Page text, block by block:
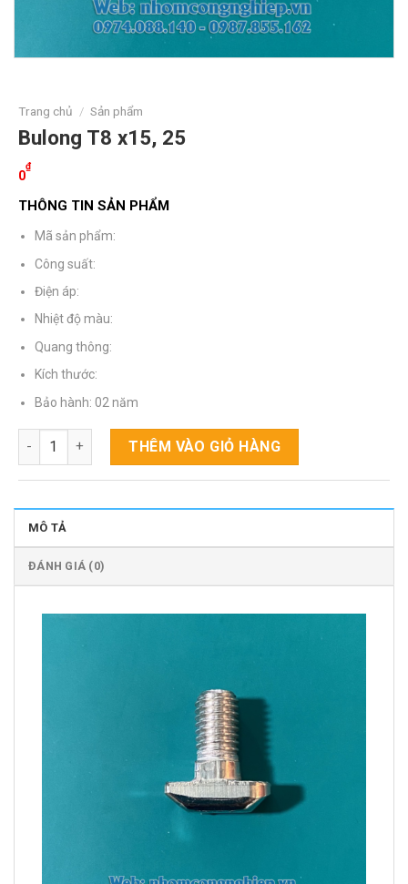
Trang chủ / Sản phẩm
Bulong T8 x15, 25
0
₫
THÔNG TIN SẢN PHẨM
Mã sản phẩm:
Công suất:
Điện áp:
Nhiệt độ màu:
Quang thông:
Kích thước:
Bảo hành: 02 năm
Bulong T8 x15, 25 số lượngTHÊM VÀO GIỎ HÀNG
MÔ TẢ
ĐÁNH GIÁ (0)